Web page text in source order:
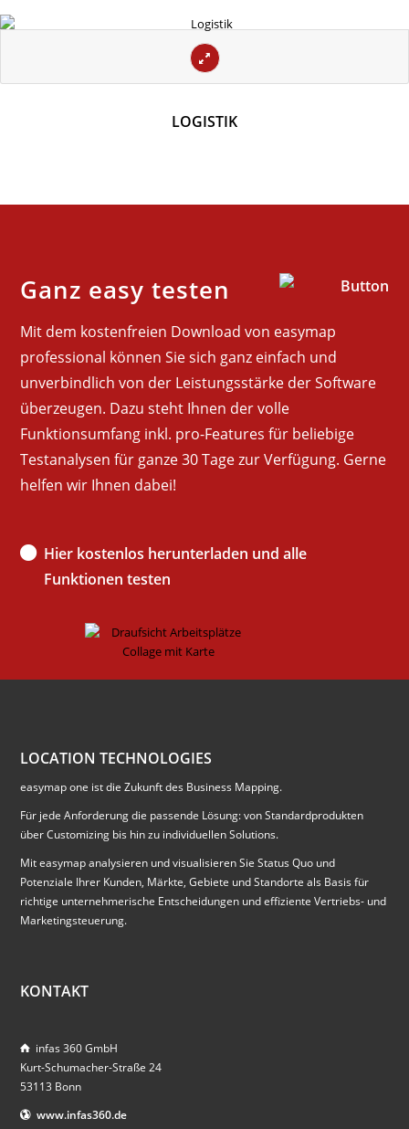
LOGISTIK
Ganz easy testen
Mit dem kostenfreien Download von easymap
professional können Sie sich ganz einfach und
unverbindlich von der Leistungsstärke der Software
überzeugen. Dazu steht Ihnen der volle
Funktionsumfang inkl. pro-Features für beliebige
Testanalysen für ganze 30 Tage zur Verfügung. Gerne
helfen wir Ihnen dabei!
Hier kostenlos herunterladen und alle
Funktionen testen
LOCATION TECHNOLOGIES
easymap one ist die Zukunft des Business Mapping.
Für jede Anforderung die passende Lösung: von Standardprodukten
über Customizing bis hin zu individuellen Solutions.
Mit easymap analysieren und visualisieren Sie Status Quo und
Potenziale Ihrer Kunden, Märkte, Gebiete und Standorte als Basis für
richtige unternehmerische Entscheidungen und effiziente Vertriebs- und
Marketingsteuerung.
KONTAKT
infas 360 GmbH
Kurt-Schumacher-Straße 24
53113 Bonn
www.infas360.de